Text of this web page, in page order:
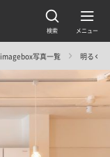
imagebox写真一覧 明るく